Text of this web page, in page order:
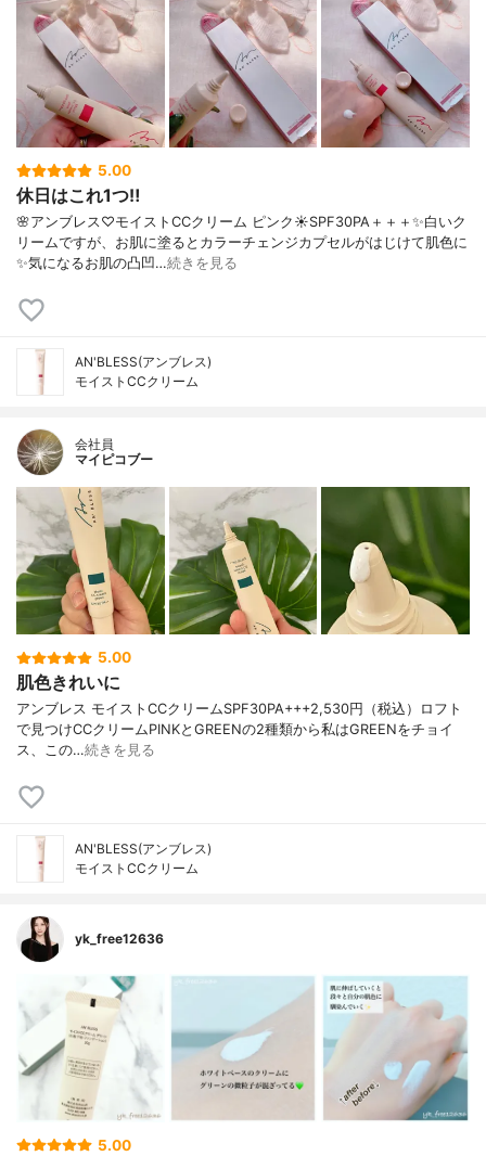
5.00
休日はこれ1つ‼️
🌸アンブレス♡モイストCCクリーム ピンク☀️SPF30PA＋＋＋✨白いク
リームですが、お肌に塗るとカラーチェンジカプセルがはじけて肌色に
✨気になるお肌の凸凹…続きを見る
AN'BLESS(アンブレス)
モイストCCクリーム
会社員
マイピコブー
5.00
肌色きれいに
アンブレス モイストCCクリームSPF30PA+++2,530円（税込）ロフト
で見つけCCクリームPINKとGREENの2種類から私はGREENをチョイ
ス、この…続きを見る
AN'BLESS(アンブレス)
モイストCCクリーム
yk_free12636
5.00